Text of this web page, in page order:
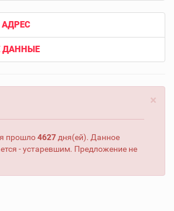
АДРЕС
ДАННЫЕ
×
прошло4627 дня(ей). Данное
- устаревшим. Предложение не